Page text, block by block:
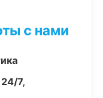
с нами
7,